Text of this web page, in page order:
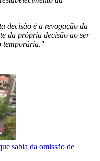
decisão é a revogação da
da própria decisão ao ser
temporária."
sabia da omissão de